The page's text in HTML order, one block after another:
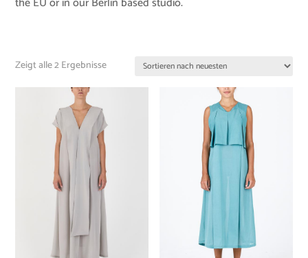
Zeigt alle 2 Ergebnisse